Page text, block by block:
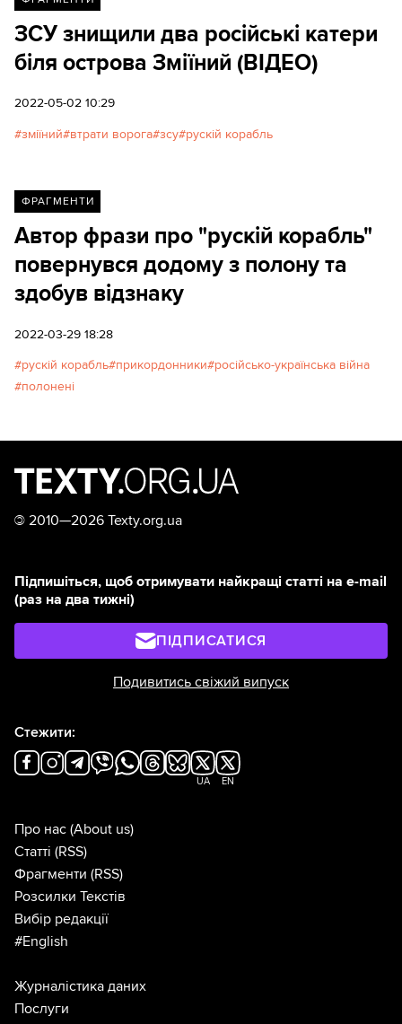
ЗСУ знищили два російські катери
біля острова Зміїний (ВІДЕО)
2022-05-02 10:29
зміїний втрати ворога зсу рускій корабль
ФРАГМЕНТИ
Автор фрази про "рускій корабль"
повернувся додому з полону та
здобув відзнаку
2022-03-29 18:28
рускій корабль прикордонники російсько-українська війна
полонені
© 2010—2026 Texty.org.ua
Підпишіться, щоб отримувати найкращі статті на e-mail
(раз на два тижні)
ПІДПИСАТИСЯ
Подивитись свіжий випуск
Стежити:
UA EN
Про нас (About us)
Статті (RSS)
Фрагменти (RSS)
Розсилки Текстів
Вибір редакції
#English
Журналістика даних
Послуги